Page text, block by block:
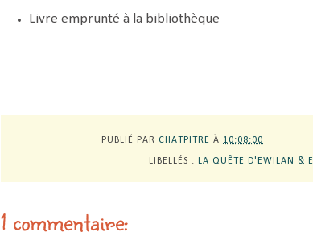
Livre emprunté à la bibliothèque
PUBLIÉ PAR CHATPITRE À 10:08:00
LIBELLÉS : LA QUÊTE D'EWILAN &
1 commentaire: